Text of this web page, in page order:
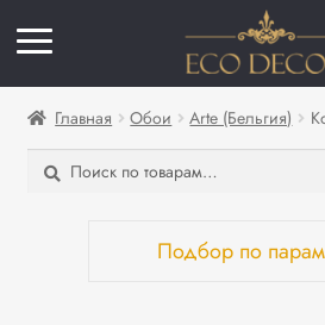
Главная Обои Arte (Бельгия)
Искать:
Поиск
Подбор по